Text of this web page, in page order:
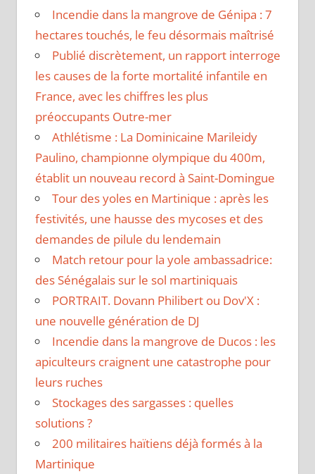
Incendie dans la mangrove de Génipa : 7
hectares touchés, le feu désormais maîtrisé
Publié discrètement, un rapport interroge
les causes de la forte mortalité infantile en
France, avec les chiffres les plus
préoccupants Outre-mer
Athlétisme : La Dominicaine Marileidy
Paulino, championne olympique du 400m,
établit un nouveau record à Saint-Domingue
Tour des yoles en Martinique : après les
festivités, une hausse des mycoses et des
demandes de pilule du lendemain
Match retour pour la yole ambassadrice:
des Sénégalais sur le sol martiniquais
PORTRAIT. Dovann Philibert ou Dov'X :
une nouvelle génération de DJ
Incendie dans la mangrove de Ducos : les
apiculteurs craignent une catastrophe pour
leurs ruches
Stockages des sargasses : quelles
solutions ?
200 militaires haïtiens déjà formés à la
Martinique